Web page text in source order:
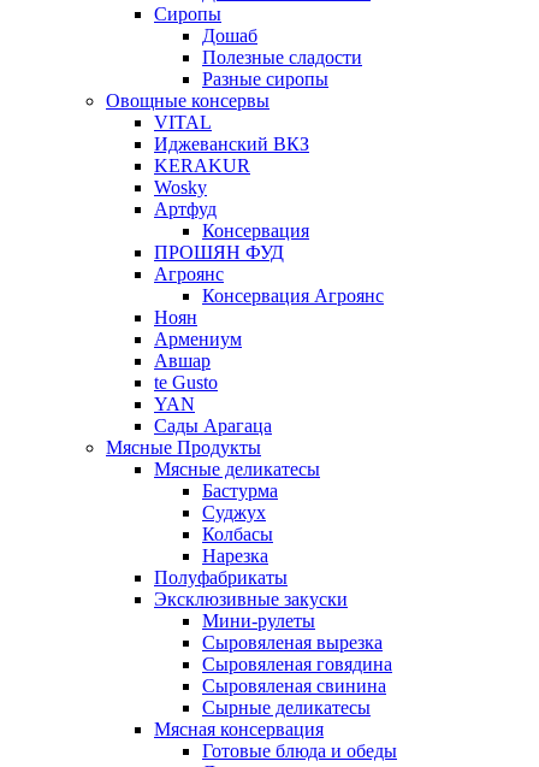
Сиропы
Дошаб
Полезные сладости
Разные сиропы
Овощные консервы
VITAL
Иджеванский ВКЗ
KERAKUR
Wosky
Артфуд
Консервация
ПРОШЯН ФУД
Агроянс
Консервация Агроянс
Ноян
Армениум
Авшар
te Gusto
YAN
Сады Арагаца
Мясные Продукты
Мясные деликатесы
Бастурма
Суджух
Колбасы
Нарезка
Полуфабрикаты
Эксклюзивные закуски
Мини-рулеты
Сыровяленая вырезка
Сыровяленая говядина
Сыровяленая свинина
Сырные деликатесы
Мясная консервация
Готовые блюда и обеды